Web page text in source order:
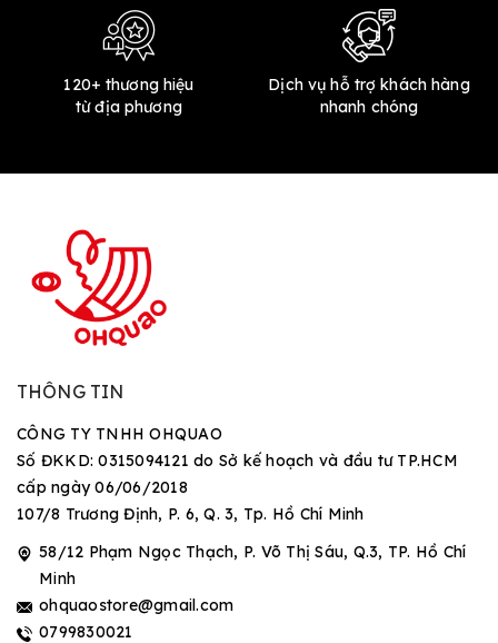
120+ thương hiệu
từ địa phương
Dịch vụ hỗ trợ khách hàng
nhanh chóng
THÔNG TIN
CÔNG TY TNHH OHQUAO
Số ĐKKD: 0315094121 do Sở kế hoạch và đầu tư TP.HCM
cấp ngày 06/06/2018
107/8 Trương Định, P. 6, Q. 3, Tp. Hồ Chí Minh
58/12 Phạm Ngọc Thạch, P. Võ Thị Sáu, Q.3, TP. Hồ Chí
Minh
ohquaostore@gmail.com
0799830021